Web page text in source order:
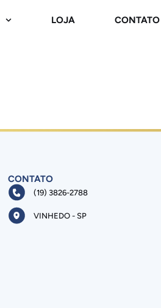
LOJA CONTATO
CONTATO
(19) 3826-2788
VINHEDO - SP